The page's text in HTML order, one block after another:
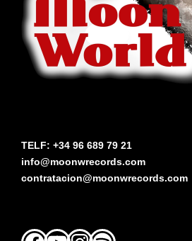
TELF: +34 96 689 79 21
info@moonwrecords.com
contratacion@moonwrecords.com
Facebook
YouTubeInstagram
Spotify